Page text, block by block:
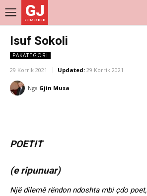
GJ
DRITARE E RE
Isuf Sokoli
PAKATEGORI
29 Korrik 2021 Updated: 29 Korrik 2021
Nga Gjin Musa
POETIT
(e ripunuar)
Një dilemë rëndon ndoshta mbi çdo poet,